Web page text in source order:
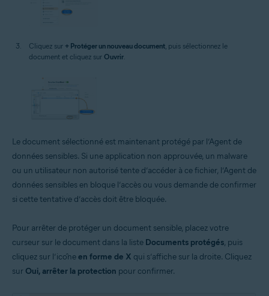
Cliquez sur + Protéger un nouveau document, puis sélectionnez le
document et cliquez sur Ouvrir.
Le document sélectionné est maintenant protégé par l’Agent de
données sensibles. Si une application non approuvée, un malware
ou un utilisateur non autorisé tente d’accéder à ce fichier, l’Agent de
données sensibles en bloque l’accès ou vous demande de confirmer
si cette tentative d’accès doit être bloquée.
Pour arrêter de protéger un document sensible, placez votre
curseur sur le document dans la liste Documents protégés, puis
cliquez sur l’icôneen forme de X qui s’affiche sur la droite. Cliquez
sur Oui, arrêter la protection pour confirmer.